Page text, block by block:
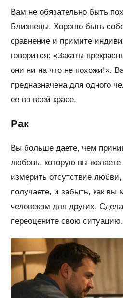
Вам не обязательно быть
Близнецы. Хорошо быть
сравнение и примите
говорится: «Закаты
они ни на что не похожи!».
предназначена для одного
ее во всей красе.
Рак
Вы больше даете, чем
любовь, которую вы желаете
измерить отсутствие
получаете, и забыть, как вы
человеком для других.
переоцените свою ситуацию.